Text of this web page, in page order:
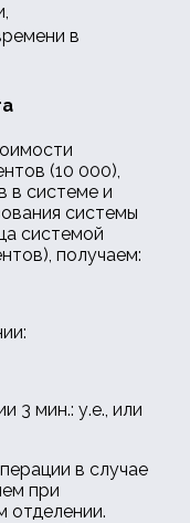
в
(10 000),
в системе и
системы
системой
получаем:
3 мин.: у.е., или
в случае
при
отделении.